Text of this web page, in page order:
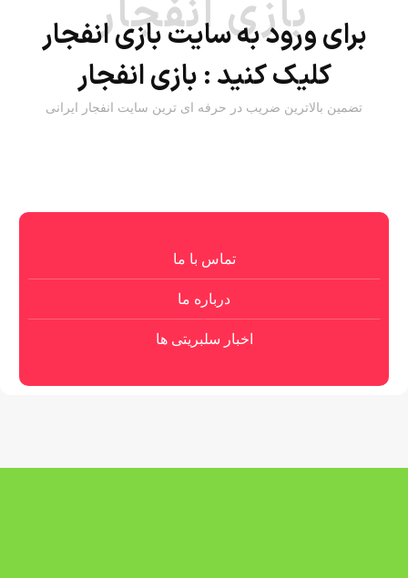
بازی انفجار
برای ورود به سایت بازی انفجار
کلیک کنید : بازی انفجار
تضمین بالاترین ضریب در حرفه ای ترین سایت انفجار ایرانی
تماس با ما
درباره ما
اخبار سلبریتی ها